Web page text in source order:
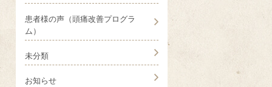
患者様の声（頭痛改善プログラ
ム）
未分類
お知らせ